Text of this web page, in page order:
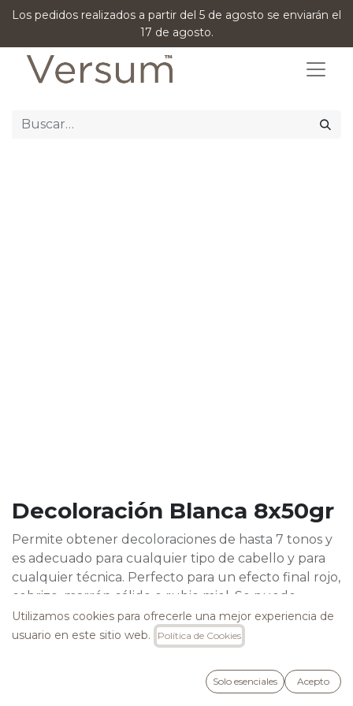
Los pedidos realizados a partir del 5 de agosto se enviarán el
17 de agosto.
Decoloración Blanca 8x50gr
Permite obtener decoloraciones de hasta 7 tonos y
es adecuado para cualquier tipo de cabello y para
cualquier técnica. Perfecto para un efecto final rojo,
cobrizo, marrón cálido o rubio miel. Se puede
mezclar en una dilución 1:2 con peróxido de
hidrógeno a 10 vol., 20 vol., 30 vol., 40 vol.
Enriquecida con Queratina, Aceite de Argán y
Utilizamos cookies para ofrecerle una mejor experiencia de
usuario en este sitio web.
Política de Cookies
Solo esenciales Acepto